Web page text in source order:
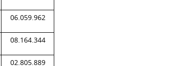
06.059.962
08.164.344
02.805.889